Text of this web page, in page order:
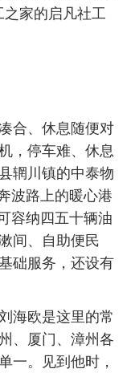
家的启凡社工
合、休息随便对
，停车难、休息
辋川镇的中泰物
波路上的暖心港
容纳四五十辆油
间、自助便民
础服务，还设有
海欧是这里的常
、厦门、漳州各
一。见到他时，